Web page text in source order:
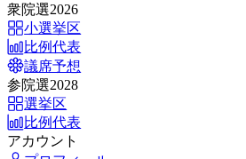
衆院選2026
小選挙区
比例代表
議席予想
参院選2028
選挙区
比例代表
アカウント